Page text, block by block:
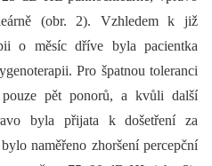
(obr. 2). Vzhledem k již
o měsíc dříve byla pacientka
Pro špatnou toleranci
pět ponorů, a kvůli další
byla přijata k došetření za
naměřeno zhoršení percepční